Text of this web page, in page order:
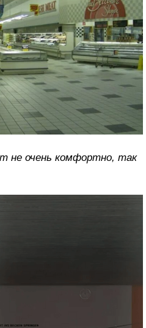
не очень комфортно, так